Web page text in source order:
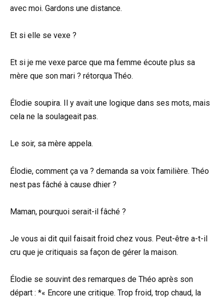
avec moi. Gardons une distance.
Et si elle se vexe ?
Et si je me vexe parce que ma femme écoute plus sa
mère que son mari ? rétorqua Théo.
Élodie soupira. Il y avait une logique dans ses mots, mais
cela ne la soulageait pas.
Le soir, sa mère appela.
Élodie, comment ça va ? demanda sa voix familière. Théo
nest pas fâché à cause dhier ?
Maman, pourquoi serait-il fâché ?
Je vous ai dit quil faisait froid chez vous. Peut-être a-t-il
cru que je critiquais sa façon de gérer la maison.
Élodie se souvint des remarques de Théo après son
départ : *« Encore une critique. Trop froid, trop chaud, la